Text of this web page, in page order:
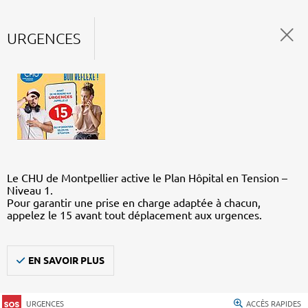
URGENCES
Le CHU de Montpellier active le Plan Hôpital en Tension –
Niveau 1.
Pour garantir une prise en charge adaptée à chacun,
appelez le 15 avant tout déplacement aux urgences.
EN SAVOIR PLUS
URGENCES ACCÈS RAPIDES